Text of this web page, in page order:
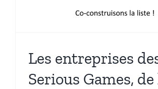
Les entreprises
Serious Games, de